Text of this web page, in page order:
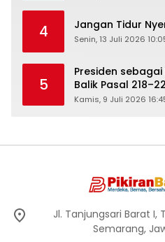
4 Jangan Tidur
Senin, 13 Juli 2026
5
Presiden
Balik Pasal
Kamis, 9 Juli 2026
Jl. Tanjungsari Barat I,
Semarang,